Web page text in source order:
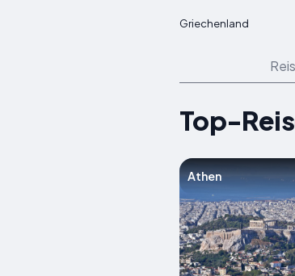
Griechenland
Top-
Athen